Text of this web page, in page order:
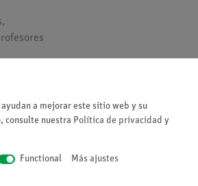
una ofertaa mejorar este sitio web y su
consulte nuestra Política de privacidad y
Functional Más ajustes